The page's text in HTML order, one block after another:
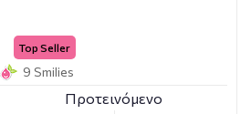
Top Seller
9 Smilies
Προτεινόμενο